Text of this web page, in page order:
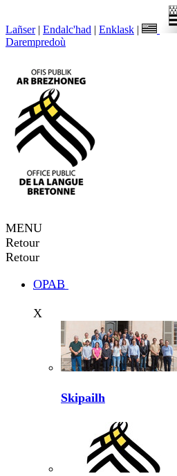
Lañser | Endalc'had | Enklask |
Darempredoù
MENU
Retour
Retour
OPAB
X
Skipailh